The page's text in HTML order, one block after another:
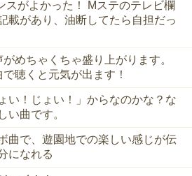
スがよかった！ Mステのテレビ欄
載があり、油断してたら自担だっ
めちゃくちゃ盛り上がります。
聴くと元気が出ます！
い！じょい！」からなのかな？な
い曲です。
曲で、遊園地での楽しい感じが伝
になれる